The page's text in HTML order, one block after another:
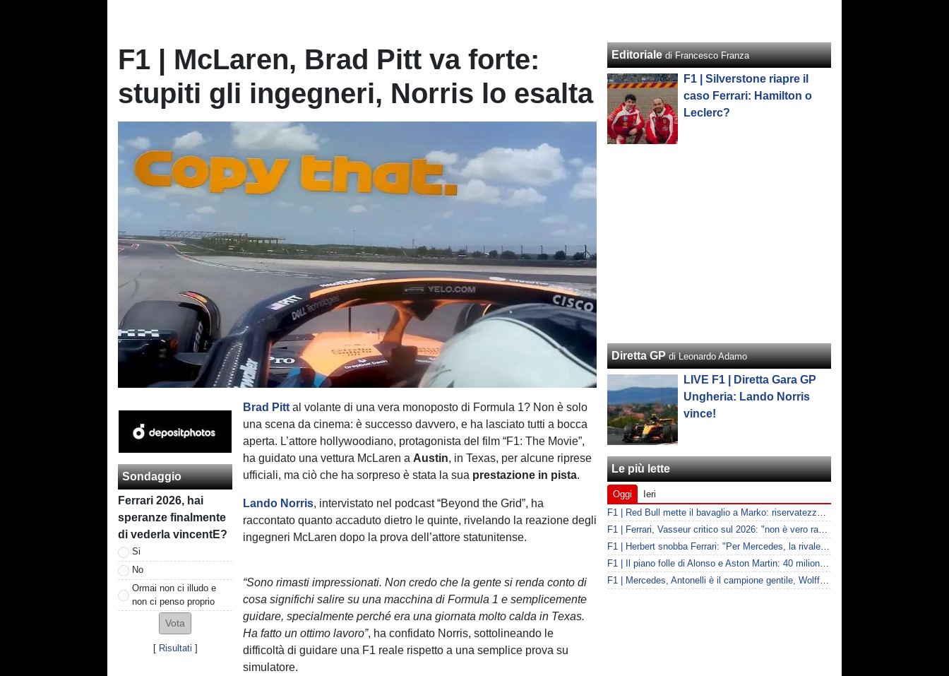
F1 | McLaren, Brad Pitt va forte:
stupiti gli ingegneri, Norris lo esalta
Sondaggio
Ferrari 2026, hai
speranze finalmente
di vederla vincentE?
Si
No
Ormai non ci illudo e
non ci penso proprio
[ Risultati ]
Brad Pitt al volante di una vera monoposto di Formula 1? Non è solo
una scena da cinema: è successo davvero, e ha lasciato tutti a bocca
aperta. L’attore hollywoodiano, protagonista del film “F1: The Movie”,
ha guidato una vettura McLaren a Austin, in Texas, per alcune riprese
ufficiali, ma ciò che ha sorpreso è stata la sua prestazione in pista.
Lando Norris, intervistato nel podcast “Beyond the Grid”, ha
raccontato quanto accaduto dietro le quinte, rivelando la reazione degli
ingegneri McLaren dopo la prova dell’attore statunitense.
“Sono rimasti impressionati. Non credo che la gente si renda conto di
cosa significhi salire su una macchina di Formula 1 e semplicemente
guidare, specialmente perché era una giornata molto calda in Texas.
Ha fatto un ottimo lavoro”, ha confidato Norris, sottolineando le
difficoltà di guidare una F1 reale rispetto a una semplice prova su
simulatore.
Editoriale di Francesco Franza
F1 | Silverstone riapre il
caso Ferrari: Hamilton o
Leclerc?
Diretta GP di Leonardo Adamo
LIVE F1 | Diretta Gara GP
Ungheria: Lando Norris
vince!
Le più lette
Oggi
Ieri
F1 | Red Bull mette il bavaglio a Marko: riservatezza fino al 2026
F1 | Ferrari, Vasseur critico sul 2026: "non è vero racing, ma non è artificiale"
F1 | Herbert snobba Ferrari: "Per Mercedes, la rivale è McLaren"
F1 | Il piano folle di Alonso e Aston Martin: 40 milioni all'anno fino ai 47 anni di Nando
F1 | Mercedes, Antonelli è il campione gentile, Wolff: "Non devi essere stronzo per vincere"